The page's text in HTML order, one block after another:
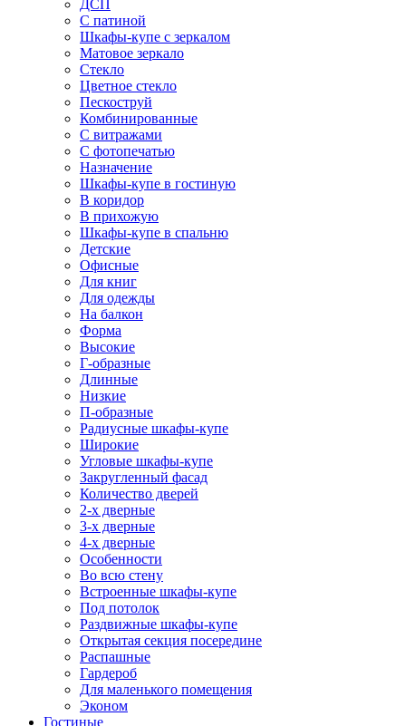
ДСП
С патиной
Шкафы-купе с зеркалом
Матовое зеркало
Стекло
Цветное стекло
Пескоструй
Комбинированные
С витражами
С фотопечатью
Назначение
Шкафы-купе в гостиную
В коридор
В прихожую
Шкафы-купе в спальню
Детские
Офисные
Для книг
Для одежды
На балкон
Форма
Высокие
Г-образные
Длинные
Низкие
П-образные
Радиусные шкафы-купе
Широкие
Угловые шкафы-купе
Закругленный фасад
Количество дверей
2-х дверные
3-х дверные
4-х дверные
Особенности
Во всю стену
Встроенные шкафы-купе
Под потолок
Раздвижные шкафы-купе
Открытая секция посередине
Распашные
Гардероб
Для маленького помещения
Эконом
Гостиные